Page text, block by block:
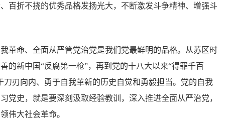
百折不挠的优秀品格发扬光大，不断激发斗争精神、增强斗
革命、全面从严管党治党是我们党最鲜明的品格。从苏区时
的新中国“反腐第一枪”，再到党的十八大以来“得罪千百
刃向内、勇于自我革新的历史自觉和勇毅担当。党的自我
史，就是要深刻汲取经验教训，深入推进全面从严治党，
伟大社会革命。